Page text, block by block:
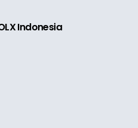
Indonesia